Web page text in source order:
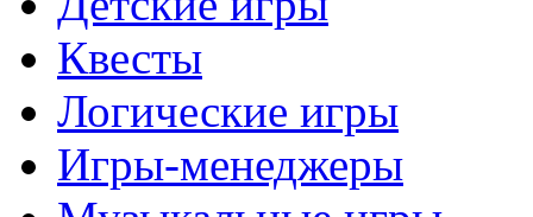
Квесты
Логические игры
Игры-менеджеры